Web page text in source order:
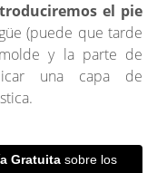
el pie
(puede que tarde
y la parte de
una capa de
Gratuita sobre los